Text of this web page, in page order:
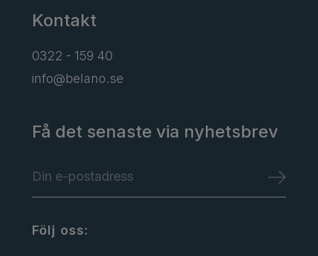
Kontakt
0322 - 159 40
info@belano.se
Få det senaste via nyhetsbrev
Följ oss: